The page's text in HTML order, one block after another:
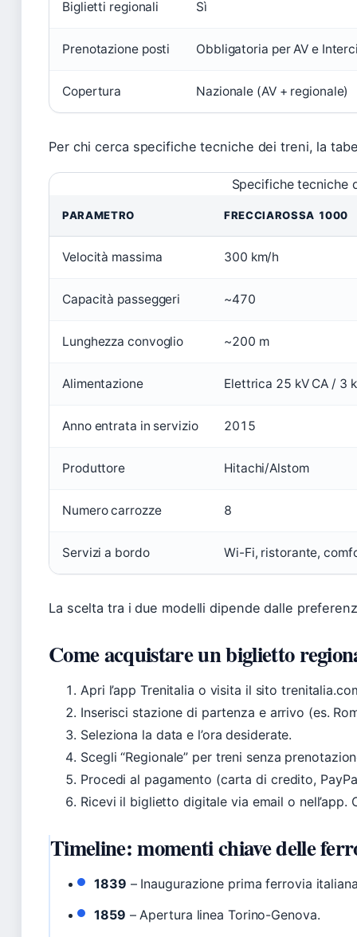
Biglietti regionali Sì
Prenotazione posti Obbligatoria per AV e
Copertura Nazionale (AV + regionale)
Per chi cerca specifiche tecniche dei treni, la
Specifiche tecniche
PARAMETRO FRECCIAROSSA 1000
Velocità massima 300 km/h
Capacità passeggeri ~470
Lunghezza convoglio ~200 m
Alimentazione Elettrica 25 kV CA / 3
Anno entrata in servizio 2015
Produttore Hitachi/Alstom
Numero carrozze 8
Servizi a bordo Wi-Fi, ristorante,
La scelta tra i due modelli dipende dalle
Come acquistare un biglietto
Apri l’app Trenitalia o visita il sito
Inserisci stazione di partenza e arrivo (es.
Seleziona la data e l’ora desiderate.
Scegli “Regionale” per treni senza
Procedi al pagamento (carta di credito,
Ricevi il biglietto digitale via email o
Timeline: momenti chiave delle
1839 – Inaugurazione prima ferrovia
1859 – Apertura linea Torino-Genova.